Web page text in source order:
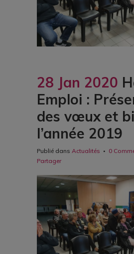
28 Jan 2020
Emploi :
des vœux et
l’année 2019
Publié dans Actualités
0
Partager